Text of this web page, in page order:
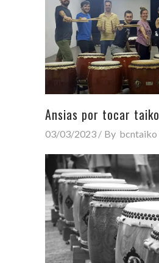
Ansias por tocar taiko
03/03/2023 By bcntaiko